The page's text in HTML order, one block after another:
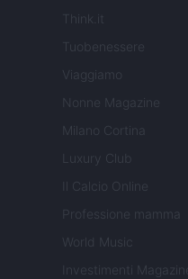
Think.it
Tuobenessere
Viaggiamo
Nonne Magazine
Milano Cortina
Luxury Club
Il Calcio Online
Professione mamma
World Music
Investimenti Magazine